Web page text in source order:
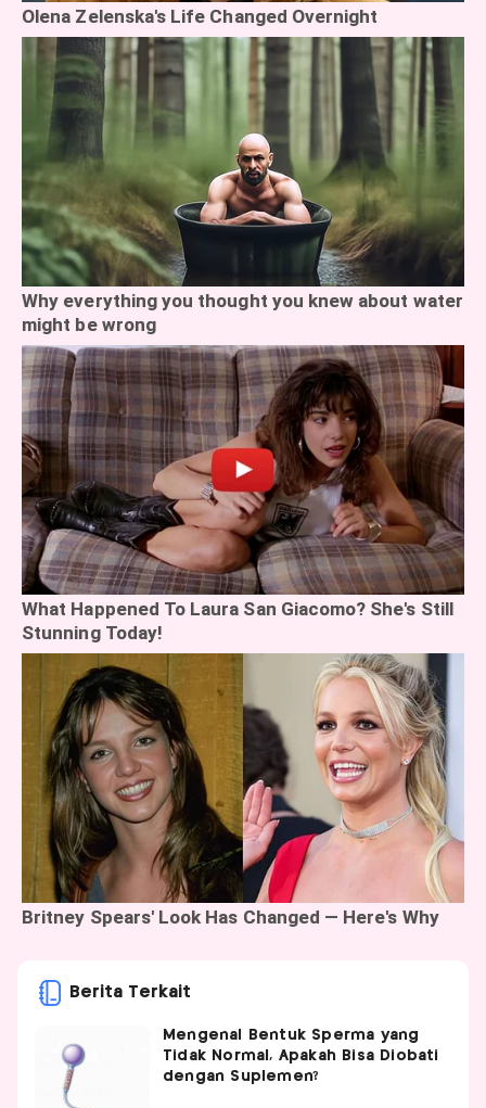
Berita Terkait
Mengenal Bentuk Sperma yang
Tidak Normal, Apakah Bisa Diobati
dengan Suplemen?